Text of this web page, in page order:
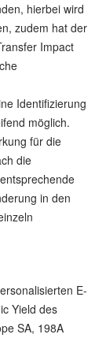
hierbei wird
zudem hat der
Impact
Identifizierung
möglich.
für die
die
in den
E-
Yield des
SA, 198A